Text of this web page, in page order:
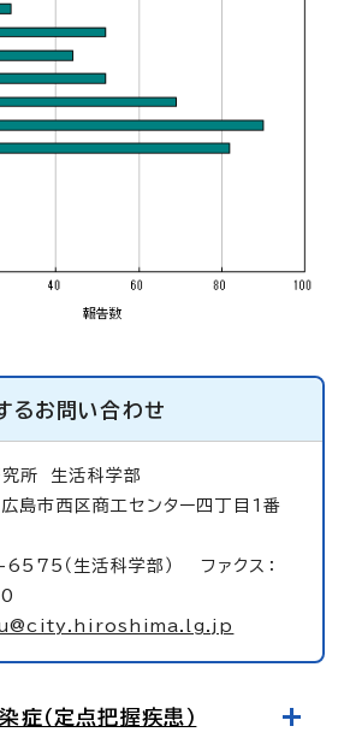
るお問い合わせ
究所 生活科学部
市西区商工センター四丁目1番
（生活科学部） ファクス：
症（定点把握疾患）